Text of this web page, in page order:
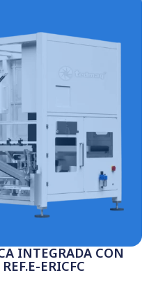
INTEGRADA CON
ERICFC